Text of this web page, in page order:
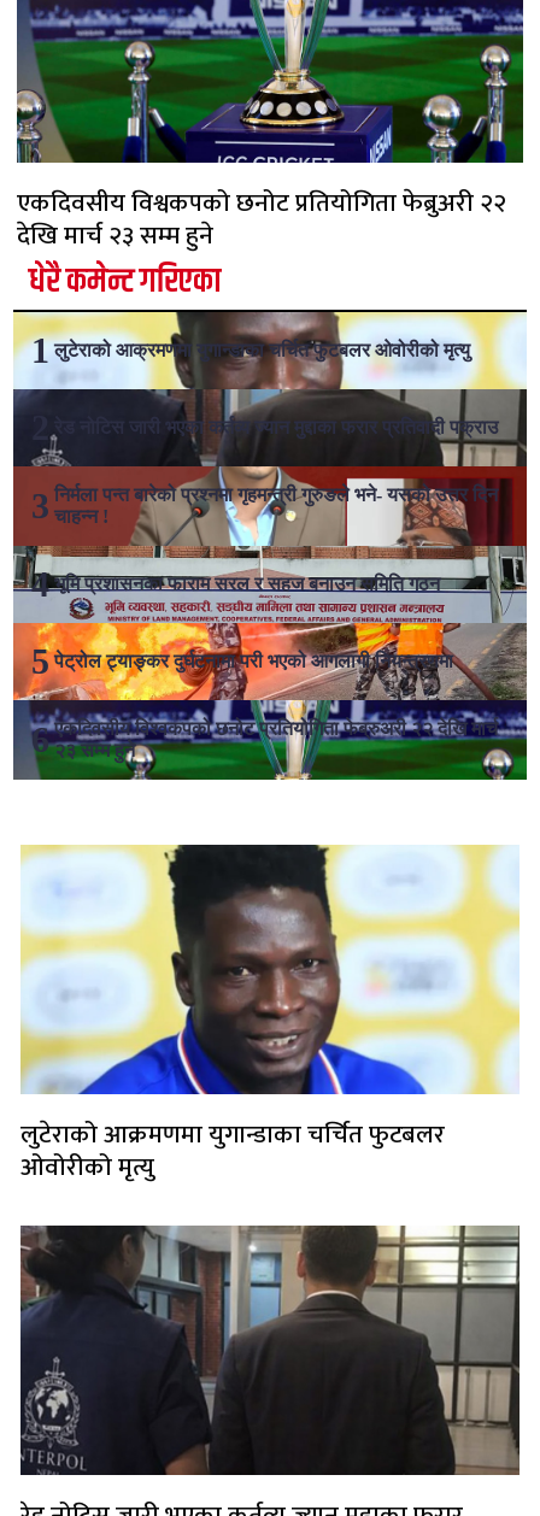
एकदिवसीय विश्वकपको छनोट प्रतियोगिता फेब्रुअरी २२
देखि मार्च २३ सम्म हुने
धेरै कमेन्ट गरिएका
लुटेराको आक्रमणमा युगान्डाका चर्चित फुटबलर ओवोरीको मृत्यु
रेड नोटिस जारी भएका कर्तव्य ज्यान मुद्दाका फरार प्रतिवादी पक्राउ
निर्मला पन्त बारेको प्रश्नमा गृहमन्त्री गुरुङले भने- यसको उत्तर दिन
चाहन्न !
भूमि प्रशासनका फाराम सरल र सहज बनाउन समिति गठन
पेट्रोल ट्याङ्कर दुर्घटनामा परी भएको आगलागी नियन्त्रणमा
एकदिवसीय विश्वकपको छनोट प्रतियोगिता फेब्रुअरी २२ देखि मार्च
२३ सम्म हुने
लुटेराको आक्रमणमा युगान्डाका चर्चित फुटबलर
ओवोरीको मृत्यु